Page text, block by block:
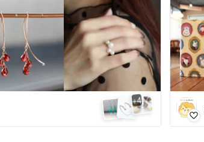
+4